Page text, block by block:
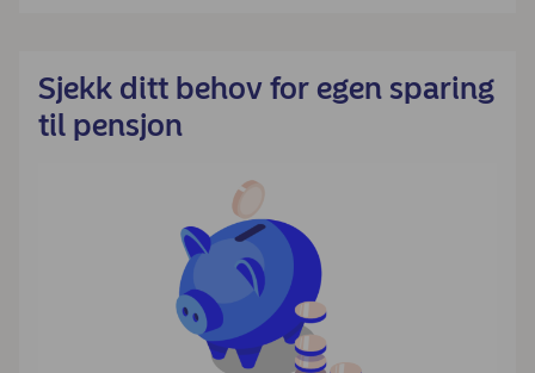
Sjekk ditt behov for egen sparing
til pensjon